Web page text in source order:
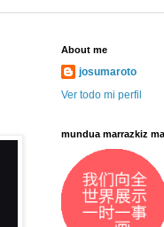
About me
josumaroto
Ver todo mi perfil
mundua marrazkiz